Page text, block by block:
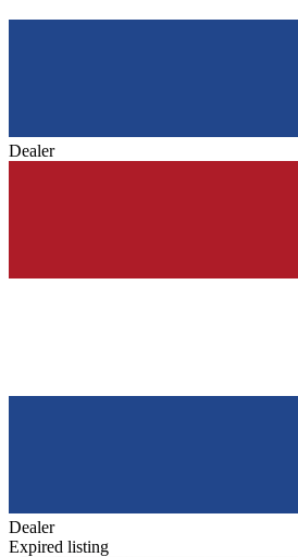
Dealer
Dealer
Expired listing